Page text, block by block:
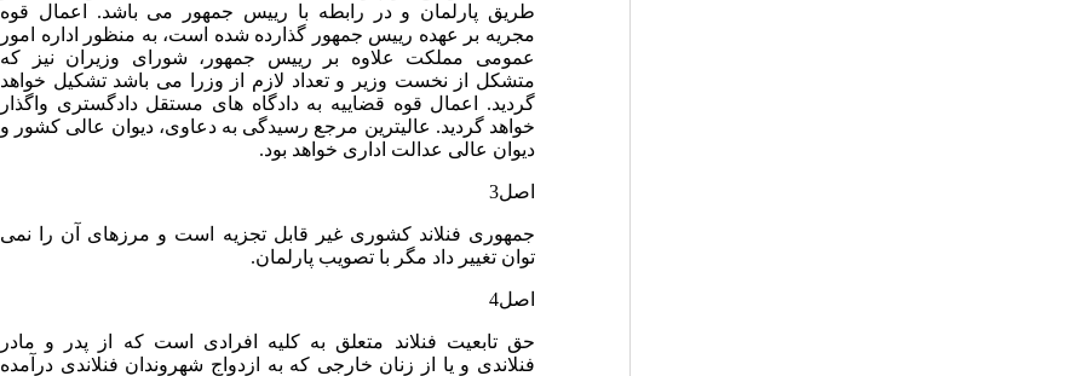
طریق‏ پارلمان‏ و در رابطه‏ با رییس‏ جمهور می‏ باشد. اعمال‏ قوه‏
مجریه‏ بر عهده‏ رییس‏ جمهور گذارده‏ شده‏ است‏، به‏ منظور اداره‏ امور
عمومی‏ مملکت‏ علاوه‏ بر رییس‏ جمهور، شورای‏ وزیران‏ نیز که‏
متشکل‏ از نخست‏ وزیر و تعداد لازم‏ از وزرا می‏ باشد تشکیل‏ خواهد
گردید. اعمال‏ قوه‏ قضاییه‏ به‏ دادگاه‏ های‏ مستقل‏ دادگستری‏ واگذار
خواهد گردید. عالیترین‏ مرجع رسیدگی‏ به‏ دعاوی‏، دیوان‏ عالی‏ کشور و
دیوان‏ عالی‏ عدالت‏ اداری‏ خواهد بود.
اصل‏3
جمهوری‏ فنلاند کشوری‏ غیر قابل‏ تجزیه‏ است‏ و مرزهای‏ آن‏ را نمی‏
توان‏ تغییر داد مگر با تصویب‏ پارلمان‏.
اصل‏4
حق‏ تابعیت‏ فنلاند متعلق‏ به‏ کلیه‏ افرادی‏ است‏ که‏ از پدر و مادر
فنلاندی‏ و یا از زنان‏ خارجی‏ که‏ به‏ ازدواج‏ شهروندان‏ فنلاندی‏ درآمده‏